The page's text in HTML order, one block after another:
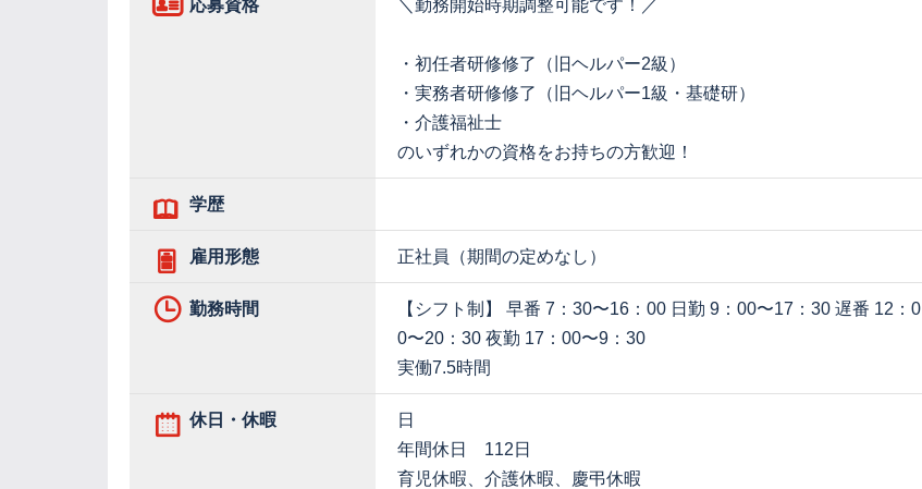
応募資格 ＼勤務開始時期調整可能です！／
・初任者研修修了（旧ヘルパー2級）
・実務者研修修了（旧ヘルパー1級・基礎研）
・介護福祉士
のいずれかの資格をお持ちの方歓迎！
学歴
雇用形態 正社員（期間の定めなし）
勤務時間
【シフト制】 早番 7：30〜16：00 日勤 9：00〜17：30 遅番 12：0
0〜20：30 夜勤 17：00〜9：30
実働7.5時間
休日・休暇
日
年間休日 112日
育児休暇、介護休暇、慶弔休暇